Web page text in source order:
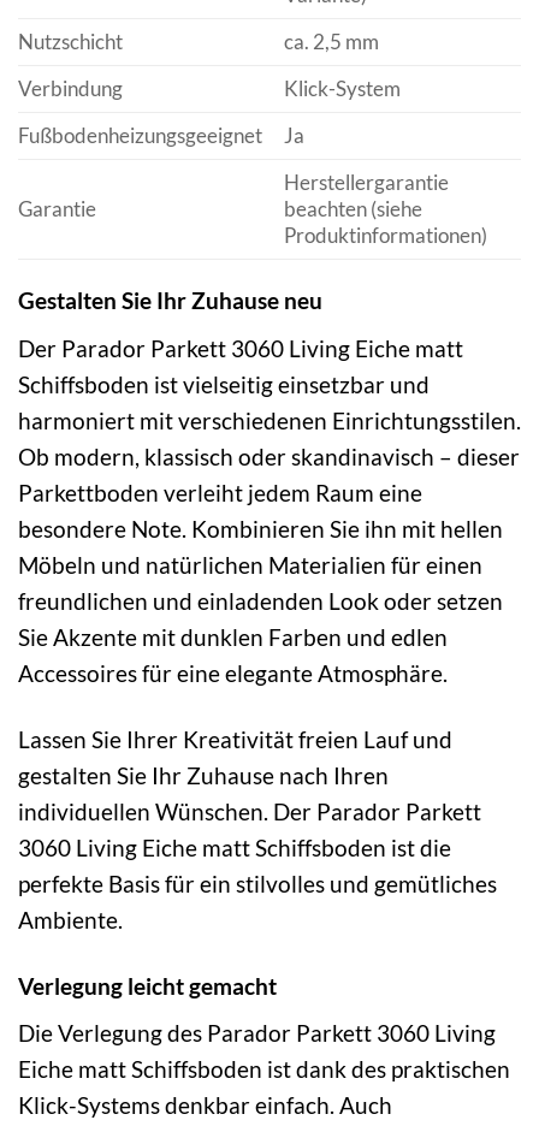
Nutzschicht
ca. 2,5 mm
Verbindung
Klick-System
Fußbodenheizungsgeeignet
Ja
Garantie
Herstellergarantie
beachten (siehe
Produktinformationen)
Gestalten Sie Ihr Zuhause neu
Der Parador Parkett 3060 Living Eiche matt
Schiffsboden ist vielseitig einsetzbar und
harmoniert mit verschiedenen Einrichtungsstilen.
Ob modern, klassisch oder skandinavisch – dieser
Parkettboden verleiht jedem Raum eine
besondere Note. Kombinieren Sie ihn mit hellen
Möbeln und natürlichen Materialien für einen
freundlichen und einladenden Look oder setzen
Sie Akzente mit dunklen Farben und edlen
Accessoires für eine elegante Atmosphäre.
Lassen Sie Ihrer Kreativität freien Lauf und
gestalten Sie Ihr Zuhause nach Ihren
individuellen Wünschen. Der Parador Parkett
3060 Living Eiche matt Schiffsboden ist die
perfekte Basis für ein stilvolles und gemütliches
Ambiente.
Verlegung leicht gemacht
Die Verlegung des Parador Parkett 3060 Living
Eiche matt Schiffsboden ist dank des praktischen
Klick-Systems denkbar einfach. Auch